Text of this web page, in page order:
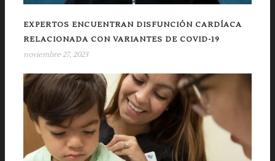
EXPERTOS ENCUENTRAN DISFUNCIÓN CARDÍACA
RELACIONADA CON VARIANTES DE COVID-19
noviembre 27, 2023